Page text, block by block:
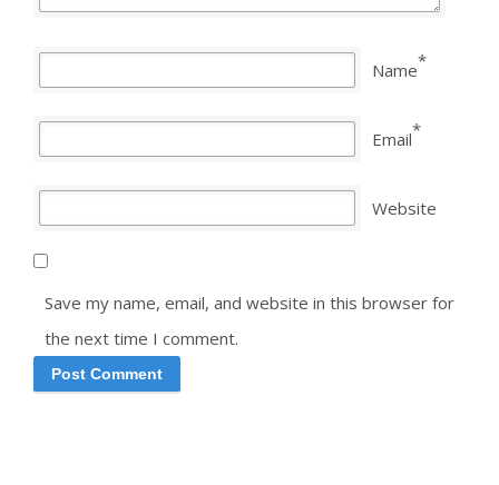
Name*
Email*
Website
Save my name, email, and website in this browser for
the next time I comment.